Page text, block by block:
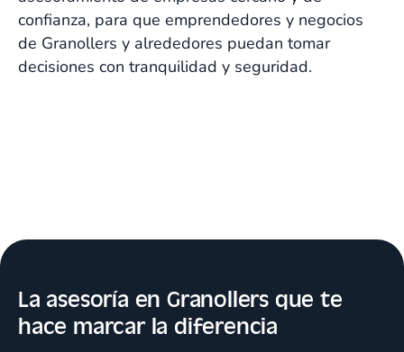
confianza, para que emprendedores y negocios
de Granollers y alrededores puedan tomar
decisiones con tranquilidad y seguridad.
La asesoría en Granollers que te
hace marcar la diferencia